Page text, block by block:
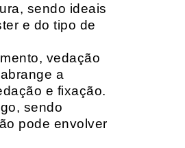
sendo ideais
e do tipo de
vedação
a
e fixação.
sendo
pode envolver